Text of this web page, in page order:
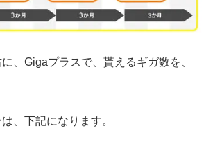
、Gigaプラスで、貰えるギガ数を、
、下記になります。